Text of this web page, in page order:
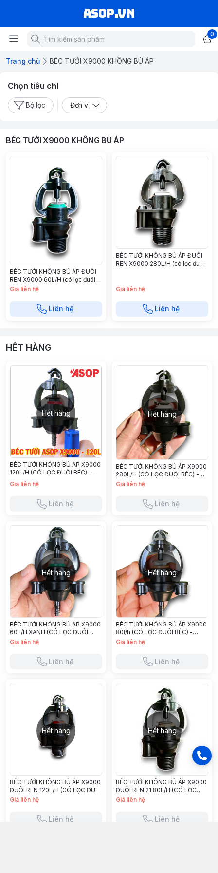
asop.vn
0
Trang chủ BÉC TƯỚI X9000 KHÔNG BÙ ÁP
Chọn tiêu chí
Bộ lọc Đơn vị
BÉC TƯỚI X9000 KHÔNG BÙ ÁP
BÉC TƯỚI KHÔNG BÙ ÁP ĐUÔI
REN X9000 60L/H (có lọc đuôi
béc) - X960B
Giá liên hệ
Liên hệ
BÉC TƯỚI KHÔNG BÙ ÁP ĐUÔI
REN X9000 280L/H (có lọc đuôi
Giá liên hệ
Liên hệ
HẾT HÀNG
Hết hàng
BÉC TƯỚI KHÔNG BÙ ÁP X9000
120L/H (CÓ LỌC ĐUÔI BÉC) -
X9120A
Giá liên hệ
Liên hệ
Hết hàng
BÉC TƯỚI KHÔNG BÙ ÁP X9000
280L/H (CÓ LỌC ĐUÔI BÉC) -
X9280A
Giá liên hệ
Liên hệ
Hết hàng
BÉC TƯỚI KHÔNG BÙ ÁP X9000
60L/H XANH (CÓ LỌC ĐUÔI
BÉC) - X960A
Giá liên hệ
Liên hệ
Hết hàng
BÉC TƯỚI KHÔNG BÙ ÁP X9000
80l/h (CÓ LỌC ĐUÔI BÉC) -
X980A
Giá liên hệ
Liên hệ
Hết hàng
BÉC TƯỚI KHÔNG BÙ ÁP X9000
ĐUÔI REN 120L/H (CÓ LỌC ĐUÔI
BÉC) - X9120B
Giá liên hệ
Liên hệ
Hết hàng
BÉC TƯỚI KHÔNG BÙ ÁP X9000
ĐUÔI REN 21 80L/H (CÓ LỌC
ĐUÔI BÉC) - X980B
Giá liên hệ
Liên hệ